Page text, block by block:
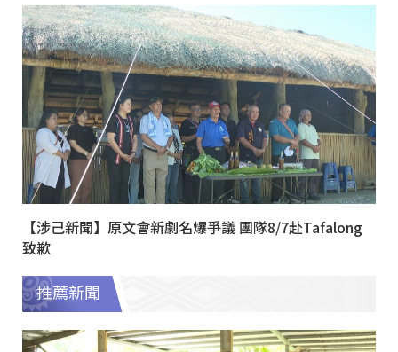
【涉己新聞】原文會新劇名爆爭議 團隊8/7赴Tafalong
致歉
推薦新聞